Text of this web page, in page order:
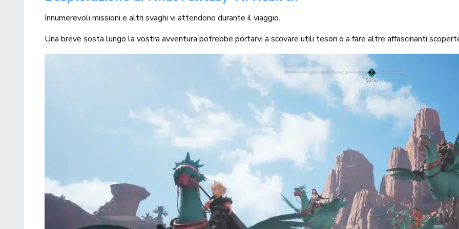
Innumerevoli missioni e altri svaghi vi attendono durante il viaggio.
Una breve sosta lungo la vostra avventura potrebbe portarvi a scovare utili tesori o a fare altre affascinanti